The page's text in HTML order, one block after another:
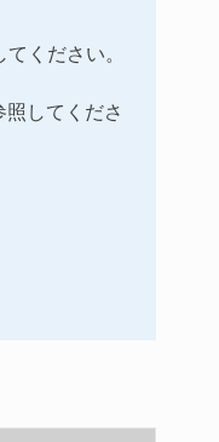
ください。
照してくださ